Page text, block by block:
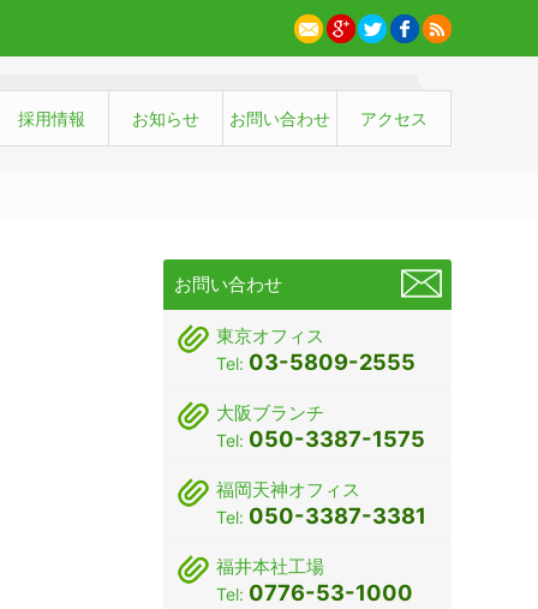
採用情報 お知らせ お問い合わせ アクセス
お問い合わせ
東京オフィス
Tel: 03-5809-2555
大阪ブランチ
Tel: 050-3387-1575
福岡天神オフィス
Tel: 050-3387-3381
福井本社工場
Tel: 0776-53-1000